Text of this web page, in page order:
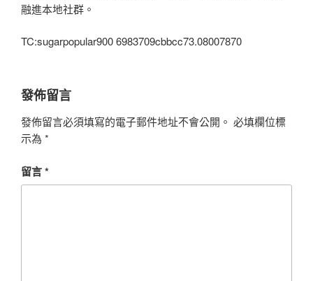
融進本地社群。
TC:sugarpopular900 6983709cbbcc73.08007870
發佈留言
發佈留言必須填寫的電子郵件地址不會公開。 必填欄位標
示為 *
留言*